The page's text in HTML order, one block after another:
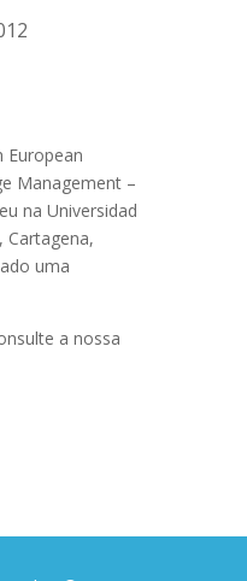
European
Management –
na Universidad
Cartagena,
uma
a nossa